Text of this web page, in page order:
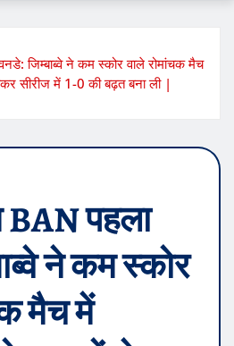
जिम्बाब्वे ने कम स्कोर वाले रोमांचक मैच
सीरीज में 1-0 की बढ़त बना ली |
पहला
ने कम स्कोर
मैच में